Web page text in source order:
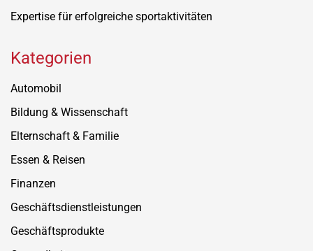
Expertise für erfolgreiche sportaktivitäten
Kategorien
Automobil
Bildung & Wissenschaft
Elternschaft & Familie
Essen & Reisen
Finanzen
Geschäftsdienstleistungen
Geschäftsprodukte